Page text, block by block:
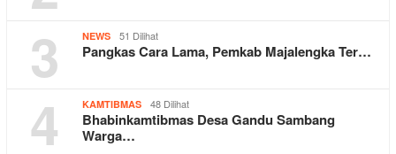
3 NEWS 51 Dilihat
Pangkas Cara Lama, Pemkab Majalengka Ter…
4 KAMTIBMAS 48 Dilihat
Bhabinkamtibmas Desa Gandu Sambang
Warga…